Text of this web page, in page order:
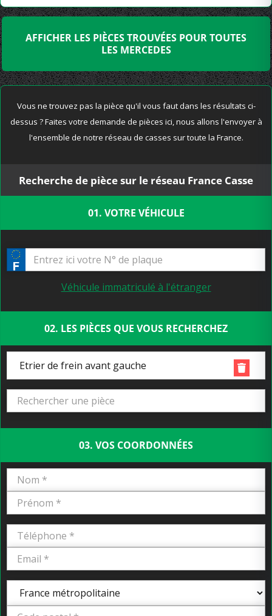
AFFICHER LES PIÈCES TROUVÉES POUR TOUTES
LES MERCEDES
Vous ne trouvez pas la pièce qu'il vous faut dans les résultats ci-
dessus ? Faites votre demande de pièces ici, nous allons l'envoyer à
l'ensemble de notre réseau de casses sur toute la France.
Recherche de pièce sur le réseau France Casse
01. VOTRE VÉHICULE
Véhicule immatriculé à l'étranger
02. LES PIÈCES QUE VOUS RECHERCHEZ
Etrier de frein avant gauche
03. VOS COORDONNÉES